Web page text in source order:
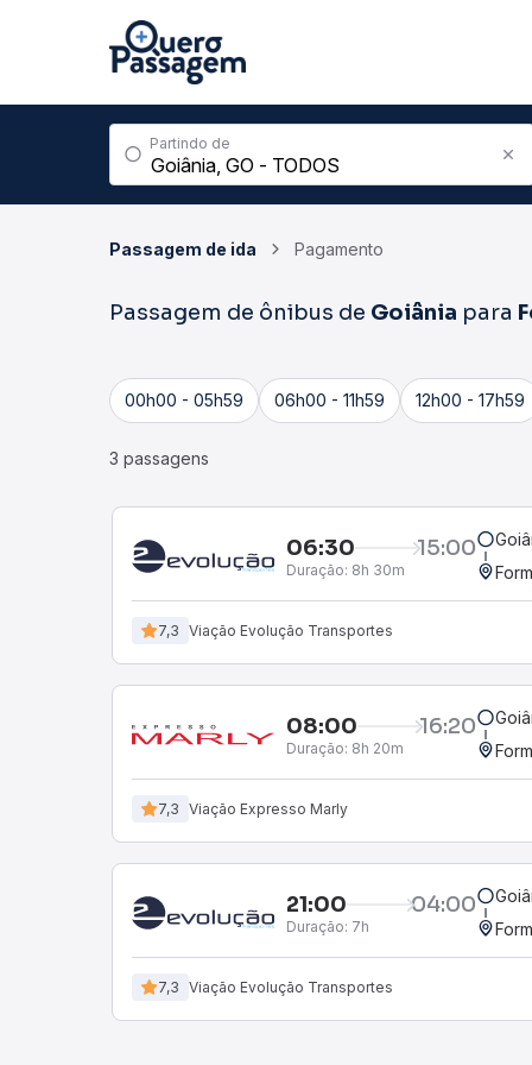
Partindo de
Passagem de ida Pagamento
Passagem de ônibus de Goiânia para
00h00 - 05h59 06h00 - 11h59 12h00 - 17h59
3 passagens
06:30 15:00
Duração: 8h 30m
7,3 Viação Evolução Transportes
08:00 16:20
Duração: 8h 20m
7,3 Viação Expresso Marly
21:00 04:00
Duração: 7h
7,3 Viação Evolução Transportes